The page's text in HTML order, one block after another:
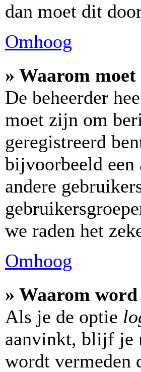
dan moet dit
Omhoog
» Waarom
De beheerder
moet zijn om
geregistreerd
bijvoorbeeld een
andere
we raden het
Omhoog
» Waarom
Als je de optie
aanvinkt, blijf je
wordt vermeden